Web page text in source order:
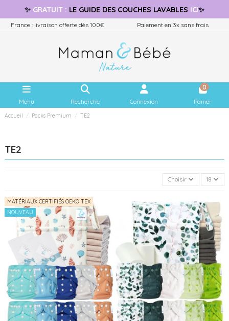
✨ GRATUIT: LE GUIDE DES COUCHES LAVABLES ICI✨
France : livraison offerte dès 100€ Paiement en 3x sans frais
Menu Recherche Connexion
0
Panier
Accueil Packs Premium TE2
TE2
Choisir 18
MATÉRIAUX CERTIFIÉS OEKO TEX
NOUVEAU